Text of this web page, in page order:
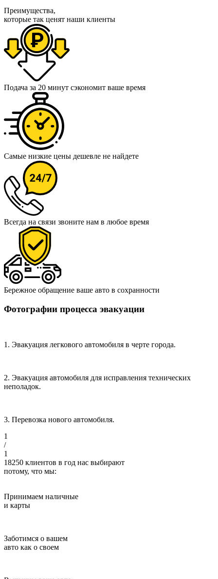
Преимущества,
которые так ценят наши клиенты
Подача за 20 минут сэкономит ваше время
Самые низкие цены дешевле не найдете
Всегда на связи звоните нам в любое время
Бережное обращение ваше авто в сохранности
Фотографии процесса эвакуации
1. Эвакуация легкового автомобиля в черте города.
2. Эвакуация автомобиля для исправления технических
неполадок.
3. Перевозка нового автомобиля.
1
/
1
18250 клиентов в год нас выбирают
потому, что мы:
Принимаем наличные
и карты
Заботимся о вашем
авто как о своем